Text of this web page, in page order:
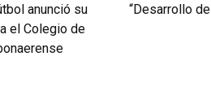
anunció su
el Colegio de
“Desarrollo